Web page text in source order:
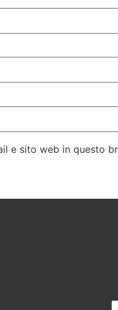
e sito web in questo